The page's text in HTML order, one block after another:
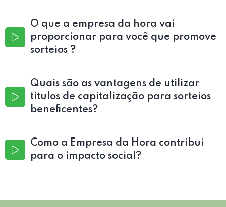
O que a empresa da hora vai
proporcionar para você que promove
sorteios ?
Quais são as vantagens de utilizar
títulos de capitalização para sorteios
beneficentes?
Como a Empresa da Hora contribui
para o impacto social?